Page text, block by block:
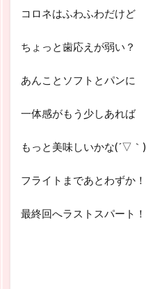
コロネはふわふわだけど
ちょっと歯応えが弱い？
あんことソフトとパンに
一体感がもう少しあれば
もっと美味しいかな(´▽｀)
フライトまであとわずか！
最終回へラストスパート！